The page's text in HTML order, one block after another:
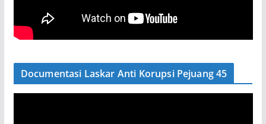
Documentasi Laskar Anti Korupsi Pejuang 45